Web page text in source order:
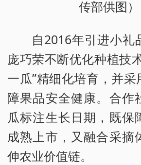
传部供图）
自2016年引进小礼
庞巧荣不断优化种植技
一瓜”精细化培育，并
障果品安全健康。合作
瓜标注生长日期，既保
成熟上市，又融合采摘
伸农业价值链。